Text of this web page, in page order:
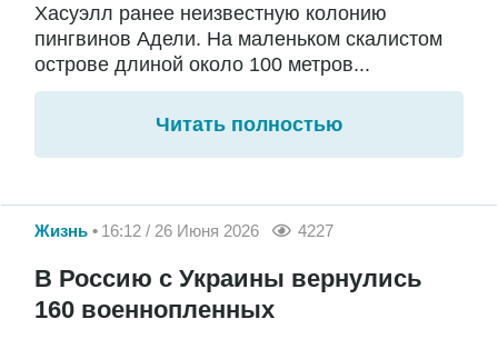
Хасуэлл ранее неизвестную колонию
пингвинов Адели. На маленьком скалистом
острове длиной около 100 метров...
Читать полностью
Жизнь 16:12 / 26 Июня 2026 4227
В Россию с Украины вернулись
160 военнопленных